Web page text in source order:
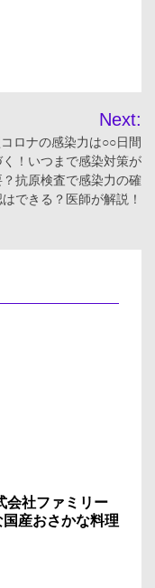
Next:
ロナの感染力は○○日間
く！いつまで感染対策が
？抗原検査で感染力の確
できる？医師が解説！
会社ファミリー
産おさかな料理